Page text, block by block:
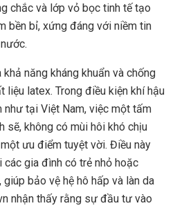
chắc và lớp vỏ bọc tinh tế tạo
bền bỉ, xứng đáng với niềm tin
năng kháng khuẩn và chống
liệu latex. Trong điều kiện khí hậu
tại Việt Nam, việc một tấm
không có mùi hôi khó chịu
ưu điểm tuyệt vời. Điều này
gia đình có trẻ nhỏ hoặc
bảo vệ hệ hô hấp và làn da
nhận thấy rằng sự đầu tư vào